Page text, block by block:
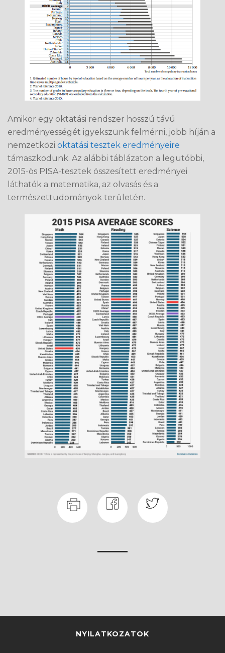
Amikor egy oktatási rendszer hosszú távú
eredményességét igyekszünk felmérni, jobb híján a
nemzetközi oktatási tesztek eredményeire
támaszkodunk. Az alábbi táblázaton a legutóbbi,
2015-ös PISA-tesztek összesített eredményei
láthatók a matematika, az olvasás és a
természettudományok területén.
NYILATKOZATOK